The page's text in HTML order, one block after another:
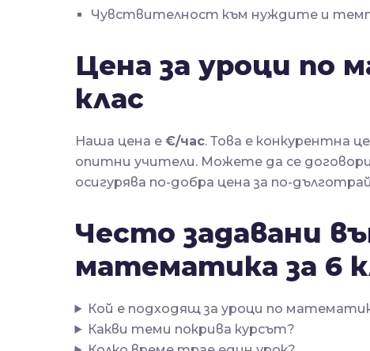
Чувствителност към нуждите и
Цена за уроци по
клас
Наша цена е €/час. Това е конкурентна
опитни учители. Можете да се
осигурява по-добра цена за по-
Често задавани
математика за 6
Кой е подходящ за уроци по
Какви теми покрива курсът?